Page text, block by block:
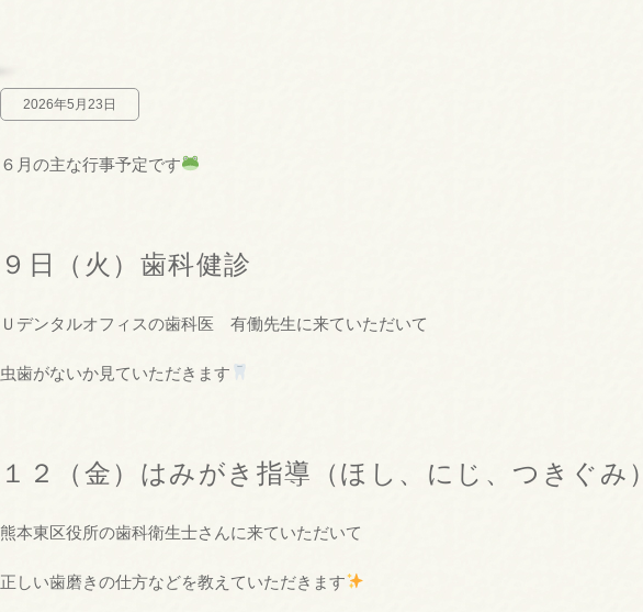
2026年5月23日
６月の主な行事予定です
９日（火）歯科健診
Ｕデンタルオフィスの歯科医 有働先生に来ていただいて
虫歯がないか見ていただきます
１２（金）はみがき指導（ほし、にじ、つきぐみ）
熊本東区役所の歯科衛生士さんに来ていただいて
正しい歯磨きの仕方などを教えていただきます